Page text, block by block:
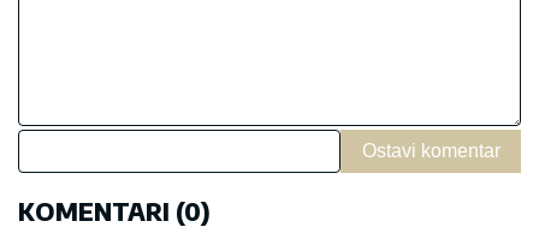
Ostavi komentar
KOMENTARI (0)